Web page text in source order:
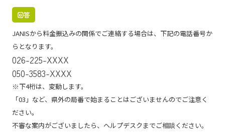
回答
JANISから料金振込みの関係でご連絡する場合は、下記の電話番号か
らとなります。
026-225-XXXX
050-3583-XXXX
※下4桁は、変動します。
「03」など、県外の局番で始まることはございませんのでご注意く
ださい。
不審な案内がございましたら、ヘルプデスクまでご相談ください。